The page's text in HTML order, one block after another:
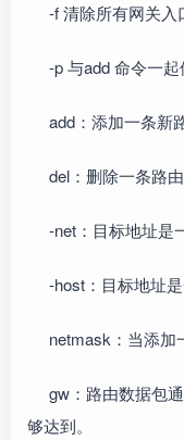
-f 清除所有网关入
-p 与add 命令一起
add：添加一条新路
del：删除一条路由
-net：目标地址是
-host：目标地址是
netmask：当添加
gw：路由数据包
够达到。